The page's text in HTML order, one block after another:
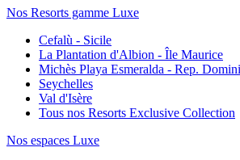
Nos Resorts gamme Luxe
Cefalù - Sicile
La Plantation d'Albion - Île Maurice
Michès Playa Esmeralda - Rep.
Seychelles
Val d'Isère
Tous nos Resorts Exclusive Collection
Nos espaces Luxe